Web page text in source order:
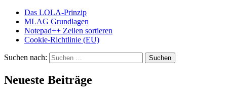
Das LOLA-Prinzip
MLAG Grundlagen
Notepad++ Zeilen sortieren
Cookie-Richtlinie (EU)
Suchen nach:
Neueste Beiträge